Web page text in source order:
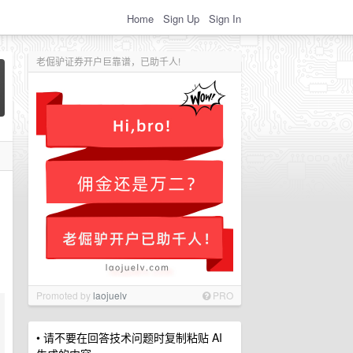
Home Sign Up Sign In
老倔驴证券开户巨靠谱，已助千人!
Promoted bylaojuelv PRO
• 请不要在回答技术问题时复制粘贴 AI